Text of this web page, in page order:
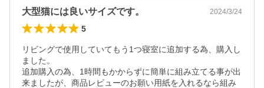
大型猫には良いサイズです。 2024/3/24
5
リビングで使用していてもう1つ寝室に追加する為、購入し
ました。
追加購入の為、1時間もかからずに簡単に組み立てる事が出
来ましたが、商品レビューのお願い用紙を入れるなら組み